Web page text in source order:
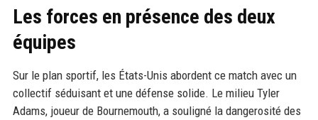
Les forces en présence des deux
équipes
Sur le plan sportif, les États-Unis abordent ce match avec un
collectif séduisant et une défense solide. Le milieu Tyler
Adams, joueur de Bournemouth, a souligné la dangerosité des